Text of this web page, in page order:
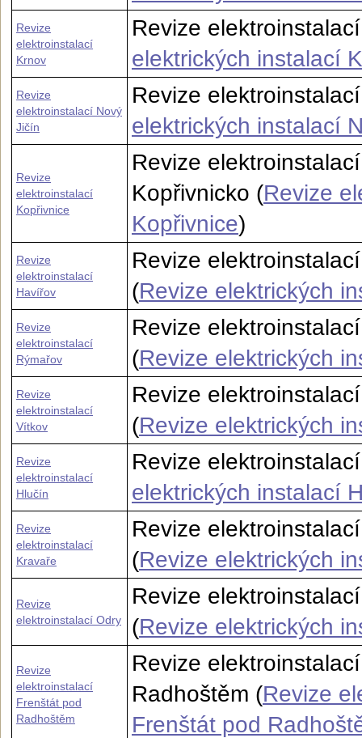
Revize
elektroinstalací
Krnov
Revize
elektrických instalací
Revize
elektroinstalací Nový
Jičín
Revize
elektrických instalací
Revize
elektroinstalací
Kopřivnice
Revize
Kopřivnicko (Revize
Kopřivnice)
Revize
elektroinstalací
Havířov
Revize
(Revize elektrických
Revize
elektroinstalací
Rýmařov
Revize
(Revize elektrických
Revize
elektroinstalací
Vítkov
Revize
(Revize elektrických
Revize
elektroinstalací
Hlučín
Revize
elektrických instalací
Revize
elektroinstalací
Kravaře
Revize
(Revize elektrických
Revize
elektroinstalací Odry
Revize
(Revize elektrických
Revize
elektroinstalací
Frenštát pod
Radhoštěm
Revize
Radhoštěm (Revize
Frenštát pod